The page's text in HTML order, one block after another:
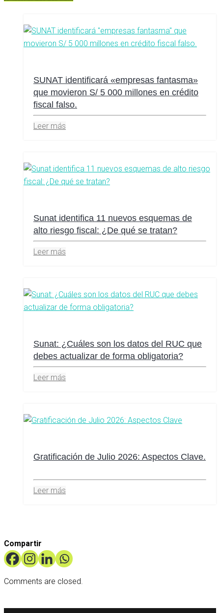
SUNAT identificará «empresas fantasma»
que movieron S/ 5 000 millones en crédito
fiscal falso.
Leer más
Sunat identifica 11 nuevos esquemas de
alto riesgo fiscal: ¿De qué se tratan?
Leer más
Sunat: ¿Cuáles son los datos del RUC que
debes actualizar de forma obligatoria?
Leer más
Gratificación de Julio 2026: Aspectos Clave.
Leer más
Compartir
Comments are closed.